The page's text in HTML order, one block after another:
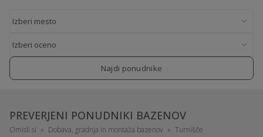
Najdi ponudnike
PREVERJENI PONUDNIKI BAZENOV
Omisli.si Dobava, gradnja in montaža bazenov Turnišče